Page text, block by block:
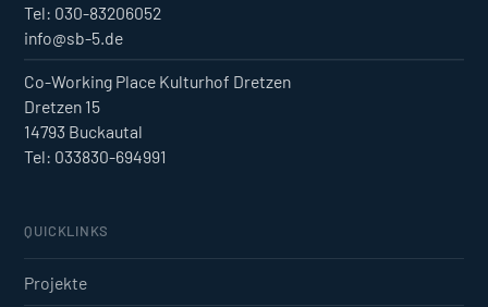
Tel: 030-83206052
info@sb-5.de
Co-Working Place Kulturhof Dretzen
Dretzen 15
14793 Buckautal
Tel: 033830-694991
QUICKLINKS
Projekte